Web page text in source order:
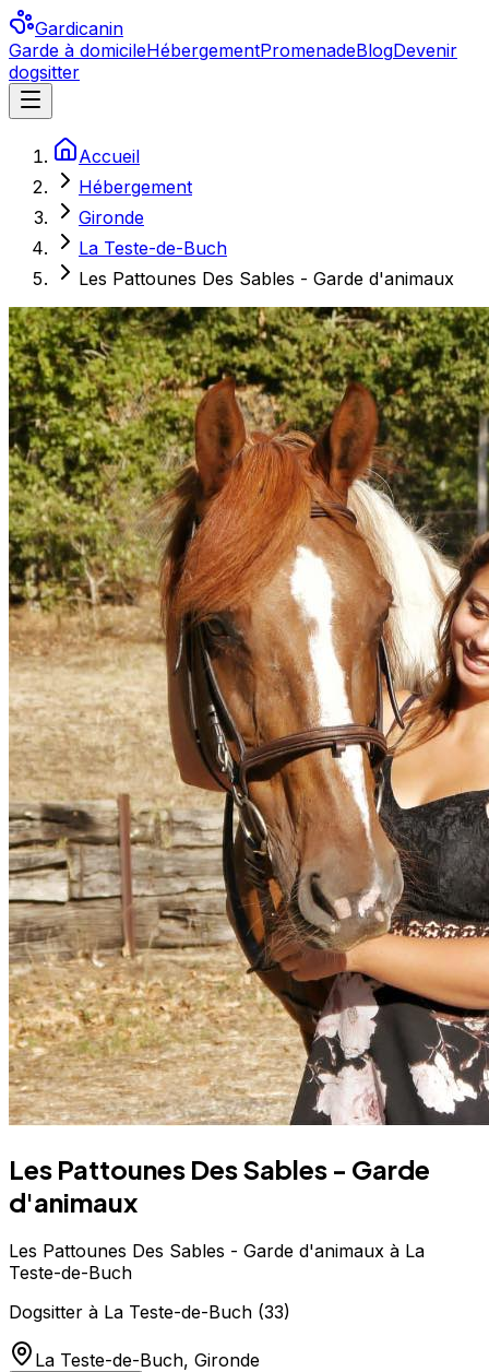
Gardicanin
Garde à domicileHébergementPromenadeBlogDevenir
dogsitter
Accueil
Hébergement
Gironde
La Teste-de-Buch
Les Pattounes Des Sables - Garde d'animaux
Les Pattounes Des Sables - Garde
d'animaux
Les Pattounes Des Sables - Garde d'animaux à La
Teste-de-Buch
Dogsitter à La Teste-de-Buch (33)
La Teste-de-Buch, Gironde